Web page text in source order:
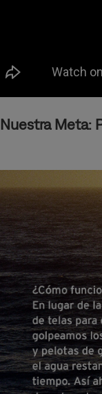
Nuestra Meta: